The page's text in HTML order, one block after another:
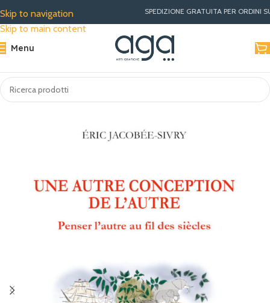
Skip to navigation
Skip to main content
SPEDIZIONE GRATUITA PER ORDINI SUPERIORI A
Menu